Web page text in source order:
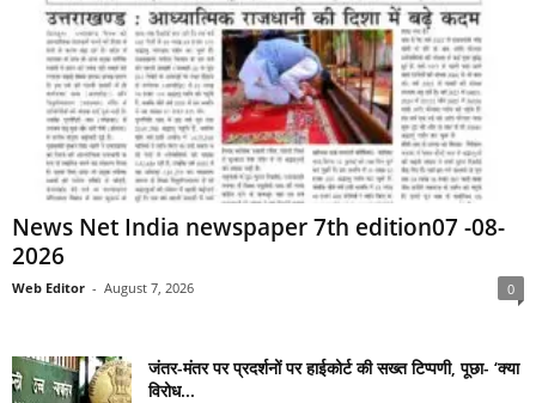
News Net India newspaper 7th edition07 -08-
2026
Web Editor - August 7, 2026 0
जंतर-मंतर पर प्रदर्शनों पर हाईकोर्ट की सख्त टिप्पणी, पूछा- ‘क्या
विरोध...